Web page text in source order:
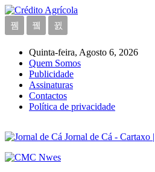
Quinta-feira, Agosto 6, 2026
Quem Somos
Publicidade
Assinaturas
Contactos
Política de privacidade
Jornal de Cá - Cartaxo